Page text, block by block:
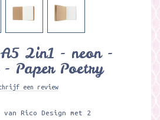
2in1 - neon -
- Paper Poetry
een review
Rico Design met 2